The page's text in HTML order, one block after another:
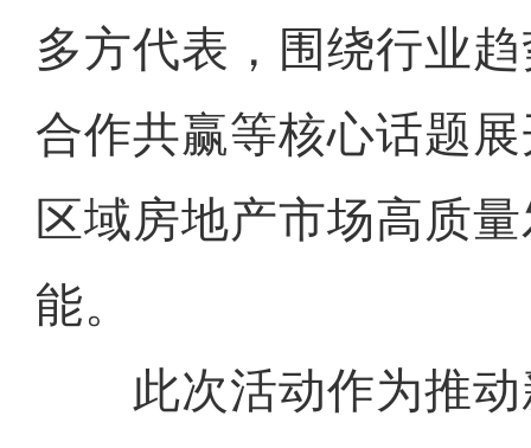
多方代表，围绕行业
合作共赢等核心话题
区域房地产市场高质
能。
此次活动作为推动